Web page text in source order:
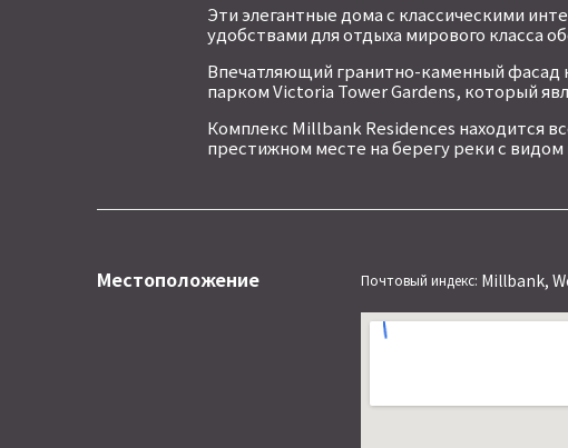
Эти элегантные дома с классическими
удобствами для отдыха мирового класса
Впечатляющий гранитно-каменный фасад
парком Victoria Tower Gardens, который
Комплекс Millbank Residences находится
престижном месте на берегу реки с видом
Местоположение Почтовый индекс: Millbank,